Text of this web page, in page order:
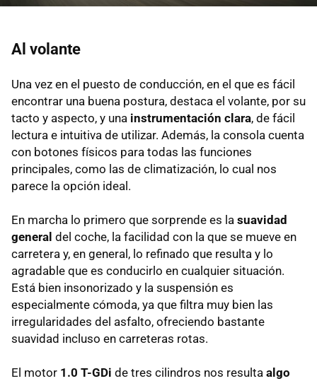
Al volante
Una vez en el puesto de conducción, en el que es fácil
encontrar una buena postura, destaca el volante, por su
tacto y aspecto, y una instrumentación clara, de fácil
lectura e intuitiva de utilizar. Además, la consola cuenta
con botones físicos para todas las funciones
principales, como las de climatización, lo cual nos
parece la opción ideal.
En marcha lo primero que sorprende es la suavidad
general del coche, la facilidad con la que se mueve en
carretera y, en general, lo refinado que resulta y lo
agradable que es conducirlo en cualquier situación.
Está bien insonorizado y la suspensión es
especialmente cómoda, ya que filtra muy bien las
irregularidades del asfalto, ofreciendo bastante
suavidad incluso en carreteras rotas.
El motor 1.0 T-GDi de tres cilindros nos resulta algo